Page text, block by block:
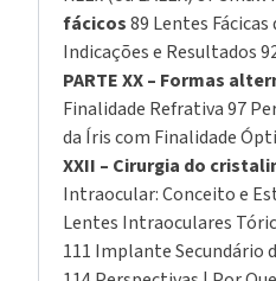
fácicos89 Lentes
Indicações e Resultados
PARTE XX – Formas
Finalidade Refrativa 97
da Íris com Finalidade
XXII – Cirurgia do
Intraocular: Conceito e
Lentes Intraoculares
111 Implante Secundário